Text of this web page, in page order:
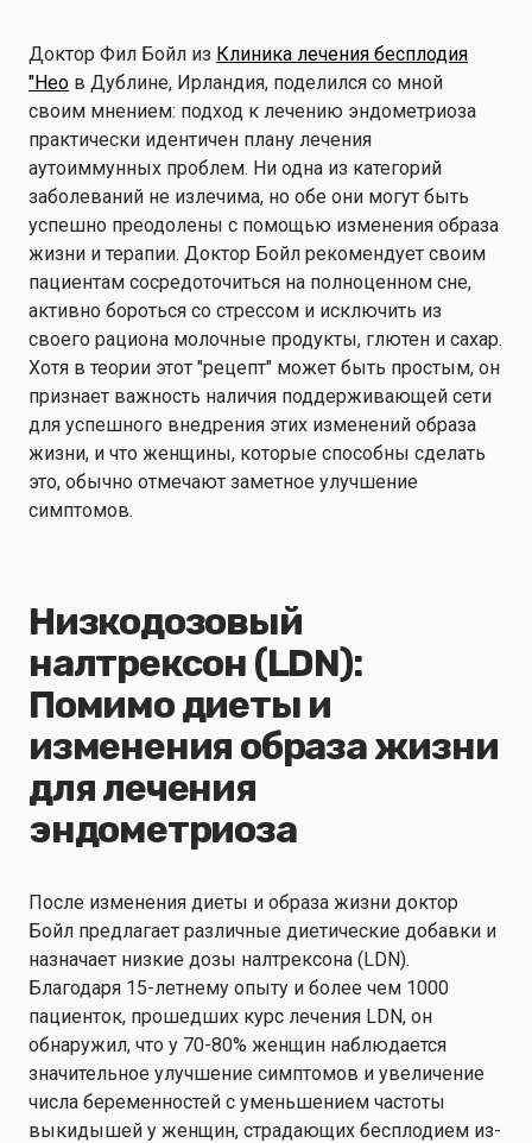
Доктор Фил Бойл из Клиника лечения бесплодия
"Нео в Дублине, Ирландия, поделился со мной
своим мнением: подход к лечению эндометриоза
практически идентичен плану лечения
аутоиммунных проблем. Ни одна из категорий
заболеваний не излечима, но обе они могут быть
успешно преодолены с помощью изменения образа
жизни и терапии. Доктор Бойл рекомендует своим
пациентам сосредоточиться на полноценном сне,
активно бороться со стрессом и исключить из
своего рациона молочные продукты, глютен и сахар.
Хотя в теории этот "рецепт" может быть простым, он
признает важность наличия поддерживающей сети
для успешного внедрения этих изменений образа
жизни, и что женщины, которые способны сделать
это, обычно отмечают заметное улучшение
симптомов.
Низкодозовый
налтрексон (LDN):
Помимо диеты и
изменения образа жизни
для лечения
эндометриоза
После изменения диеты и образа жизни доктор
Бойл предлагает различные диетические добавки и
назначает низкие дозы налтрексона (LDN).
Благодаря 15-летнему опыту и более чем 1000
пациенток, прошедших курс лечения LDN, он
обнаружил, что у 70-80% женщин наблюдается
значительное улучшение симптомов и увеличение
числа беременностей с уменьшением частоты
выкидышей у женщин, страдающих бесплодием из-